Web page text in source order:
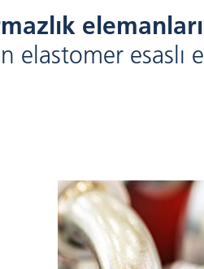
elemanları
elastomer esaslı